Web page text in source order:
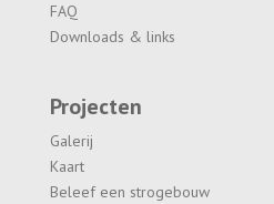
FAQ
Downloads & links
Projecten
Galerij
Kaart
Beleef een strogebouw